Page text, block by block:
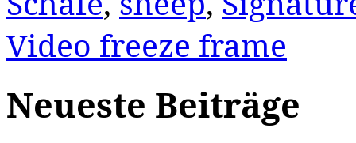
Video freeze frame
Neueste Beiträge